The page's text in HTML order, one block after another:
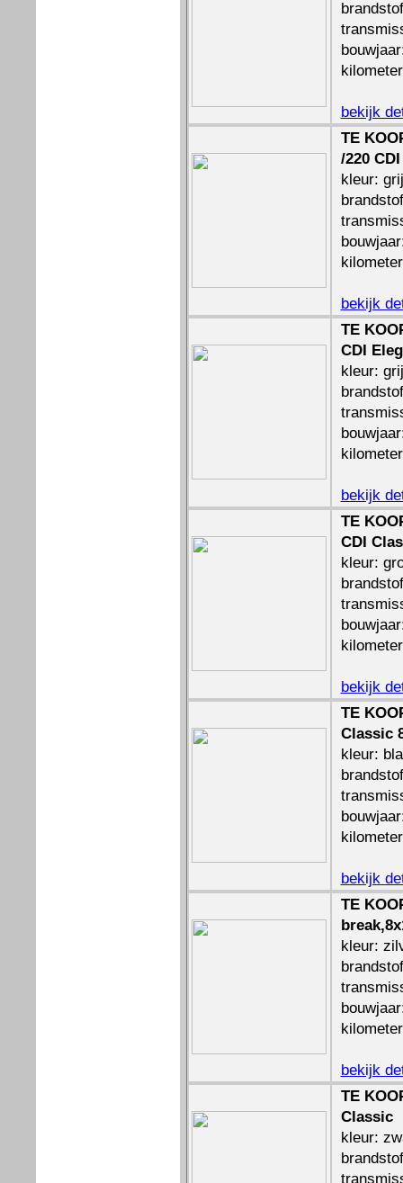
bekijk
TE
/220
kleur:
bekijk
TE
CDI
kleur:
bekijk
TE
CDI
kleur:
bekijk
TE
Classic
kleur:
bekijk
TE
kleur:
bekijk
TE
Classic
kleur: